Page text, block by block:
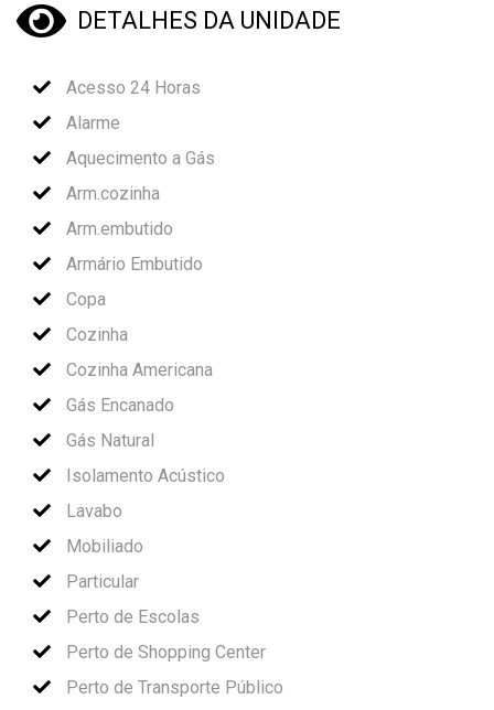
DETALHES DA UNIDADE
Acesso 24 Horas
Alarme
Aquecimento a Gás
Arm.cozinha
Arm.embutido
Armário Embutido
Copa
Cozinha
Cozinha Americana
Gás Encanado
Gás Natural
Isolamento Acústico
Lavabo
Mobiliado
Particular
Perto de Escolas
Perto de Shopping Center
Perto de Transporte Público